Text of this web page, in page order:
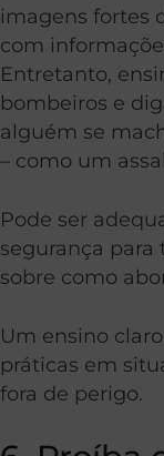
imagens fortes
com
Entretanto,
bombeiros e
alguém se
– como um
Pode ser
segurança para
sobre como
Um ensino
práticas em
fora de perigo.